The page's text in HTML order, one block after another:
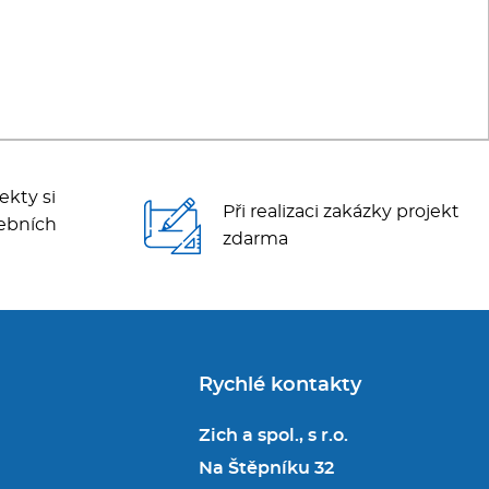
si
Při realizaci zakázky projekt
zdarma
Rychlé kontakty
Zich a spol., s r.o.
Na Štěpníku 32